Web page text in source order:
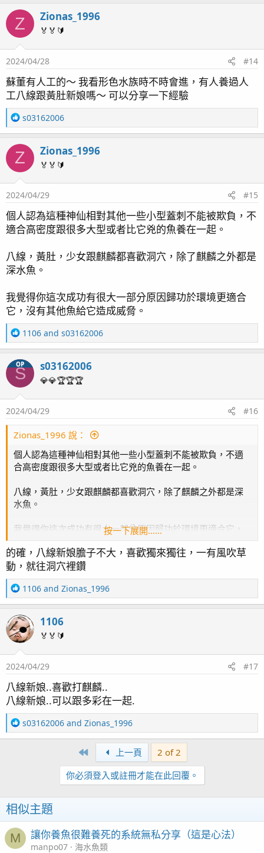
c
t
i
o
n
：
Z Zionas_1996
🏅🏅🔰
2024/04/28 #14
蘇董有人工的～ 我看形色水族時不時會進，有人養過人
工八線跟黃肚新娘嗎～ 可以分享一下經驗
R
e
c
t
i
o
n
：
s03162006
Z Zionas_1996
🏅🏅🔰
2024/04/29 #15
個人認為這種神仙相對其他一些小型蓋刺不能被欺負，不
適合高密度跟很多大型或者比它兇的魚養在一起。
八線，黃肚，少女跟麒麟都喜歡洞穴，除了麒麟之外都是
深水魚。
我覺得你這次成功有很大一部分原因歸功於環境更適合
它，沒有其他魚給它造成威脅。
R
e
c
t
i
o
n
：
1106 and s03162006
OP
S s03162006
💎💎🏆🏆🏆
2024/04/29 #16
Zionas_1996 說：
個人認為這種神仙相對其他一些小型蓋刺不能被欺負，不適
合高密度跟很多大型或者比它兇的魚養在一起。
八線，黃肚，少女跟麒麟都喜歡洞穴，除了麒麟之外都是深
水魚。
我覺得你這次成功有很大一部分原因歸功於環境更適合它，
按一下展開……
的確，八線新娘膽子不大，喜歡獨來獨往，一有風吹草
動，就往洞穴裡鑽
R
e
c
t
i
o
n
：
1106 and Zionas_1996
1106
🏅🏅🔰
2024/04/29 #17
八線新娘..喜歡打麒麟..
八線新娘..可以跟多彩在一起.
R
e
n
s
：
s03162006 and Zionas_1996
First 上一頁
2 of 2
你必須登入或註冊才能在此回覆。
相似主題
M 讓你養魚很難養死的系統無私分享（這是心法）
manpo07
海水魚類